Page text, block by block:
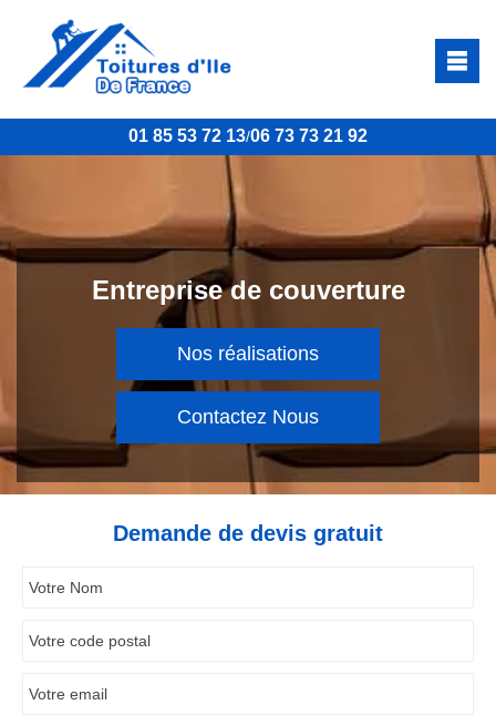
01 85 53 72 13/06 73 73 21 92
Entreprise de couverture
Nos réalisations
Contactez Nous
Demande de devis gratuit